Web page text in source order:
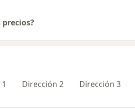
Dirección 2 Dirección 3